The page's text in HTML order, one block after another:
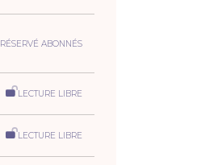
RÉSERVÉ ABONNÉS
LECTURE LIBRE
LECTURE LIBRE